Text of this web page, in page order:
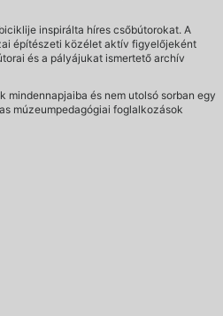
inspirálta híres csőbútorokat. A
építészeti közélet aktív figyelőjeként
és a pályájukat ismertető archív
és nem utolsó sorban egy
múzeumpedagógiai foglalkozások